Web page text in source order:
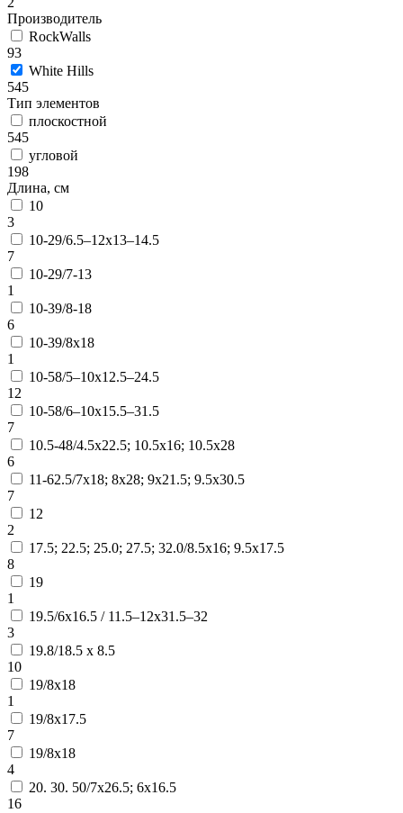
Производитель
RockWalls
93
White Hills
545
Тип элементов
плоскостной
545
угловой
198
Длина, см
10
3
10-29/6.5–12х13–14.5
7
10-29/7-13
1
10-39/8-18
6
10-39/8х18
1
10-58/5–10х12.5–24.5
12
10-58/6–10х15.5–31.5
7
10.5-48/4.5х22.5; 10.5х16; 10.5х28
6
11-62.5/7х18; 8х28; 9х21.5; 9.5х30.5
7
12
2
17.5; 22.5; 25.0; 27.5; 32.0/8.5х16; 9.5х17.5
8
19
1
19.5/6х16.5 / 11.5–12х31.5–32
3
19.8/18.5 х 8.5
10
19/8x18
1
19/8х17.5
7
19/8х18
4
20. 30. 50/7х26.5; 6х16.5
16